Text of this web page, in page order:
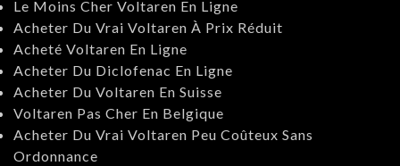
Le Moins Cher Voltaren En Ligne
Acheter Du Vrai Voltaren À Prix Réduit
Acheté Voltaren En Ligne
Acheter Du Diclofenac En Ligne
Acheter Du Voltaren En Suisse
Voltaren Pas Cher En Belgique
Acheter Du Vrai Voltaren Peu Coûteux Sans
Ordonnance